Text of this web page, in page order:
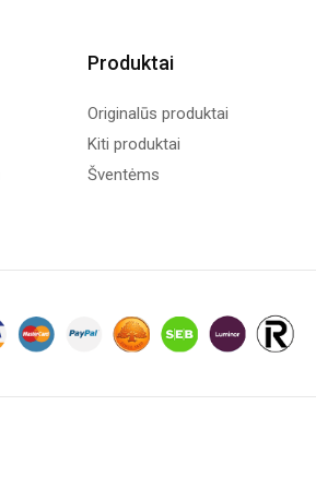
Produktai
Originalūs produktai
Kiti produktai
Šventėms